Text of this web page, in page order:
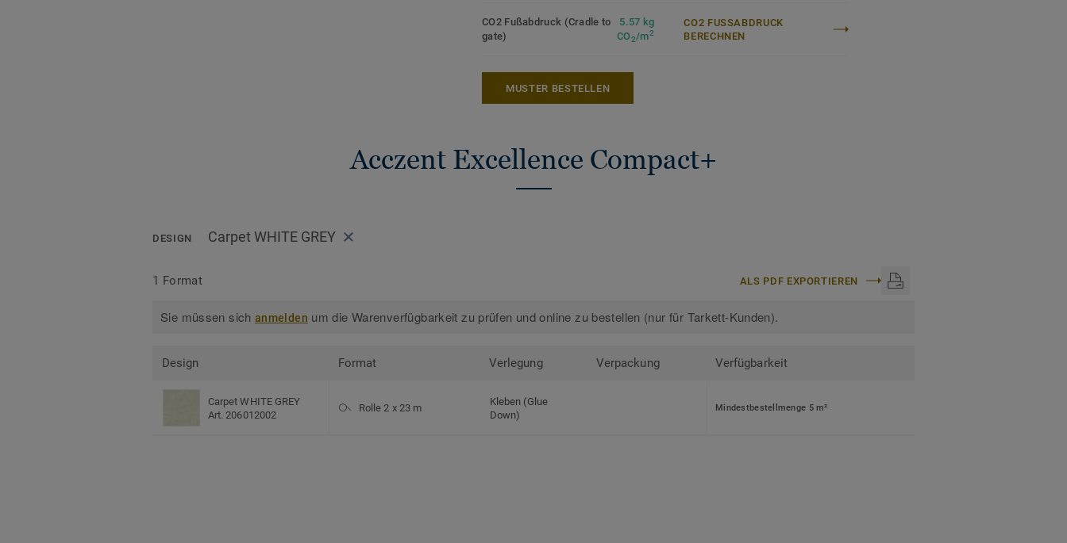
CO2 Fußabdruck (Cradle to
gate)
5.57 kg
CO2/m2
CO2 FUSSABDRUCK B
ERECHNEN
MUSTER BESTELLEN
Acczent Excellence Compact+
DESIGN Carpet WHITE GREY
1 Format ALS PDF EXPORTIEREN
Sie müssen sichanmelden um die Warenverfügbarkeit zu prüfen und online zu bestellen (nur für Tarkett-Kunden).
Design Format Verlegung Verpackung Verfügbarkeit
Carpet WHITE GREY
Art. 206012002
Rolle 2 x 23 m
Kleben (Glue
Down)
Mindestbestellmenge 5 m²